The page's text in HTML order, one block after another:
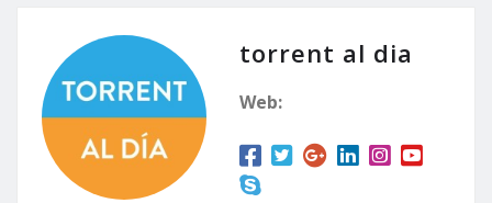
torrent al dia
Web: